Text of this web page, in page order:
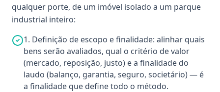
qualquer porte, de um imóvel isolado a um parque
industrial inteiro:
1. Definição de escopo e finalidade: alinhar quais
bens serão avaliados, qual o critério de valor
(mercado, reposição, justo) e a finalidade do
laudo (balanço, garantia, seguro, societário) — é
a finalidade que define todo o método.